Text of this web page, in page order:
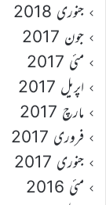
جنوری 2018
جون 2017
مئی 2017
اپریل 2017
مارچ 2017
فروری 2017
جنوری 2017
مئی 2016